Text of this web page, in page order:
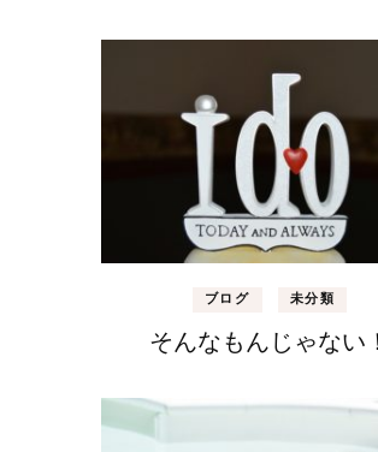
ブログ 未分類
そんなもんじゃない！